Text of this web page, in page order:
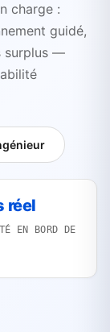
charge :
guidé,
surplus —
réel
EN BORD DE